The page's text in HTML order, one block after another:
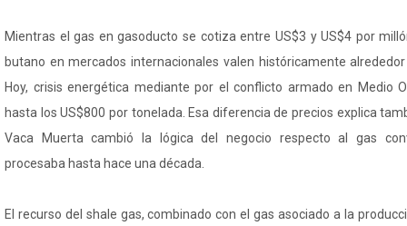
Mientras el gas en gasoducto se cotiza entre US$3 y US$4 por
butano en mercados internacionales valen históricamente
Hoy, crisis energética mediante por el conflicto armado en Medio
hasta los US$800 por tonelada. Esa diferencia de precios explica
Vaca Muerta cambió la lógica del negocio respecto al gas
procesaba hasta hace una década.
El recurso del shale gas, combinado con el gas asociado a la